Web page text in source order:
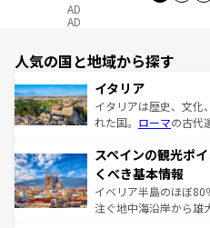
AD
AD
人気の国と地域から探す
イタリア
イタリアは歴史、文化
れた国。 ローマの古代
ろん、トスカーナの美
景など、自然景観も見
ピザやパスタなど、絶
できる。朝目覚めてか
スペインの観光ポ
くべき基本情報
イベリア半島のほぼ80
注ぐ地中海沿岸から雄